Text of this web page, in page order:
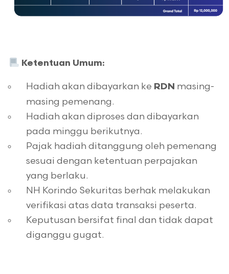
Ketentuan Umum:
Hadiah akan dibayarkan ke RDN masing-
masing pemenang.
Hadiah akan diproses dan dibayarkan
pada minggu berikutnya.
Pajak hadiah ditanggung oleh pemenang
sesuai dengan ketentuan perpajakan
yang berlaku.
NH Korindo Sekuritas berhak melakukan
verifikasi atas data transaksi peserta.
Keputusan bersifat final dan tidak dapat
diganggu gugat.